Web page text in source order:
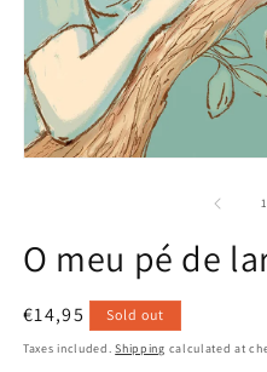
1
O meu pé de
Regular
price
€14,95 Sold out
Taxes included.Shipping calculated at